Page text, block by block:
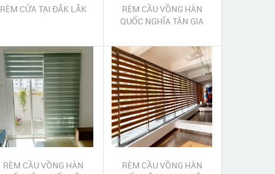
RÈM CỬA TẠI ĐẮK LẮK
RÈM CẦU VỒNG HÀN
QUỐC NGHĨA TÂN GIA
CẦU VỒNG NGHĨA TÂN
GIA NGHĨA ĐẮK NÔNG
RÈM CẦU VỒNG HÀN
RÈM CẦU VỒNG HÀN